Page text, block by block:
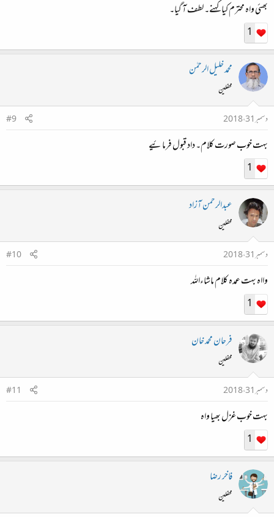
بھئی واہ محترم کیا کہنے۔ لطف آ گیا۔
1
محمد خلیل الرحمٰن
محفلین
دسمبر 31، 2018
#9
بہت خوب صورت کلام۔ داد قبول فرمائیے
1
عبدالرحمن آزاد
محفلین
دسمبر 31، 2018
#10
وااہ بہت عمدہ کلام ماشاءاللہ
1
فرحان محمد خان
محفلین
دسمبر 31، 2018
#11
بہت خوب غزل بھیا واہ
1
فاخر رضا
محفلین